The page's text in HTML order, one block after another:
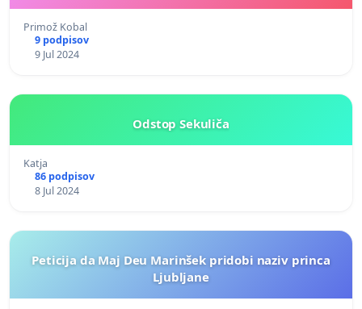
Primož Kobal
9 podpisov
9 Jul 2024
Odstop Sekuliča
Katja
86 podpisov
8 Jul 2024
Peticija da Maj Deu Marinšek pridobi naziv princa
Ljubljane